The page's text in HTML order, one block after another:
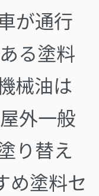
が通行
る塗料
械油は
屋外一般
り替え
め塗料セ